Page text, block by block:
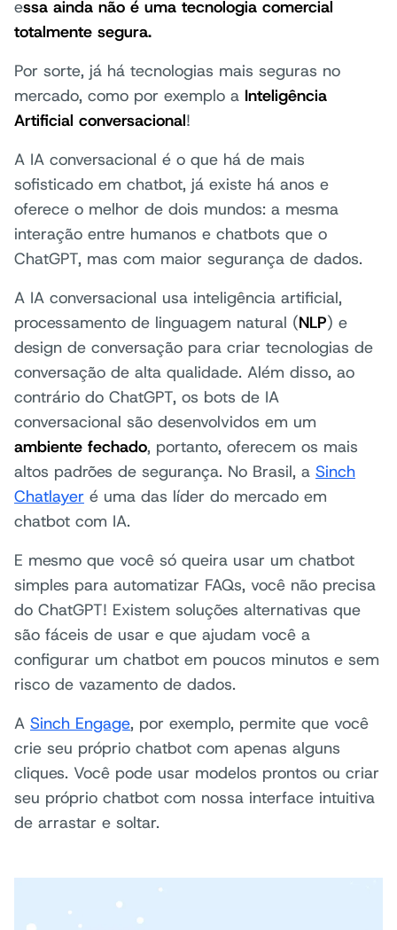
essa ainda não é uma tecnologia comercial
totalmente segura.
Por sorte, já há tecnologias mais seguras no
mercado, como por exemplo a Inteligência
Artificial conversacional!
A IA conversacional é o que há de mais
sofisticado em chatbot, já existe há anos e
oferece o melhor de dois mundos: a mesma
interação entre humanos e chatbots que o
ChatGPT, mas com maior segurança de dados.
A IA conversacional usa inteligência artificial,
processamento de linguagem natural (NLP) e
design de conversação para criar tecnologias de
conversação de alta qualidade. Além disso, ao
contrário do ChatGPT, os bots de IA
conversacional são desenvolvidos em um
ambiente fechado, portanto, oferecem os mais
altos padrões de segurança. No Brasil, a Sinch
Chatlayer é uma das líder do mercado em
chatbot com IA.
E mesmo que você só queira usar um chatbot
simples para automatizar FAQs, você não precisa
do ChatGPT! Existem soluções alternativas que
são fáceis de usar e que ajudam você a
configurar um chatbot em poucos minutos e sem
risco de vazamento de dados.
A Sinch Engage, por exemplo, permite que você
crie seu próprio chatbot com apenas alguns
cliques. Você pode usar modelos prontos ou criar
seu próprio chatbot com nossa interface intuitiva
de arrastar e soltar.